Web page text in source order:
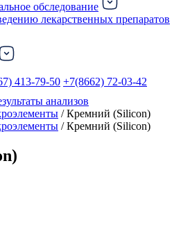
обследование
лекарственных препаратов
413-79-50 +7(8662) 72-03-42
анализов
/ Кремний (Silicon)
/ Кремний (Silicon)